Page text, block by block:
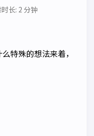
长: 2 分钟
特殊的想法来着，